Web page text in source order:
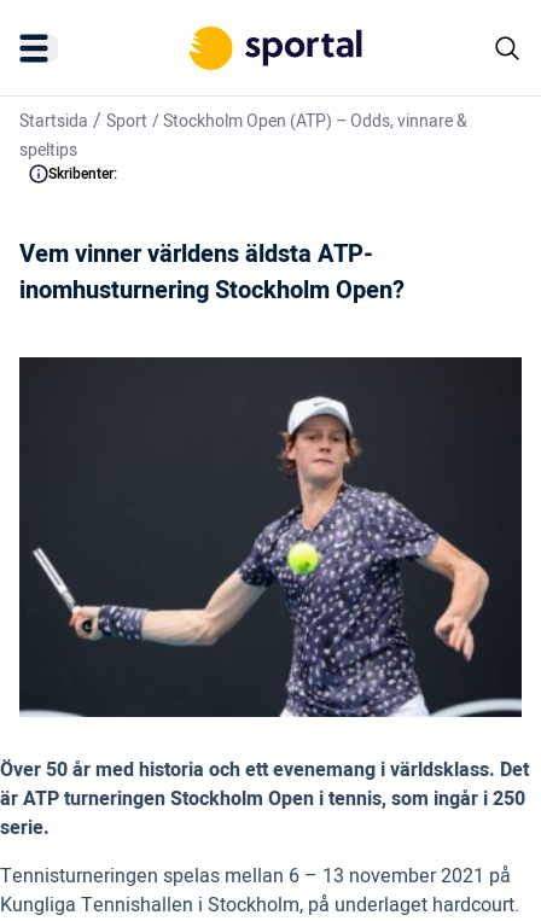
Startsida / Sport /Stockholm Open (ATP) – Odds, vinnare &
speltips
Skribenter:
Vem vinner världens äldsta ATP-
inomhusturnering Stockholm Open?
Över 50 år med historia och ett evenemang i världsklass. Det
är ATP turneringen Stockholm Open i tennis, som ingår i 250
serie.
Tennisturneringen spelas mellan 6 – 13 november 2021 på
Kungliga Tennishallen i Stockholm, på underlaget hardcourt.